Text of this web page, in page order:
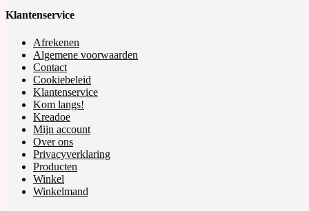
Klantenservice
Afrekenen
Algemene voorwaarden
Contact
Cookiebeleid
Klantenservice
Kom langs!
Kreadoe
Mijn account
Over ons
Privacyverklaring
Producten
Winkel
Winkelmand